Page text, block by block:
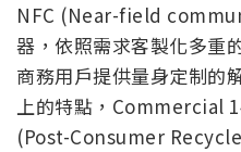
NFC (Near-field
器，依照需求客製化多重
商務用戶提供量身定制的
上的特點，Commercial
(Post-Consumer